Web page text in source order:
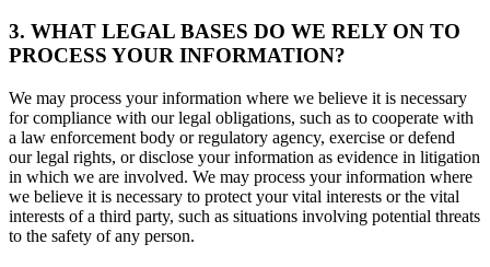
3. WHAT LEGAL BASES DO WE RELY ON TO
PROCESS YOUR INFORMATION?
We may process your information where we believe it is necessary
for compliance with our legal obligations, such as to cooperate with
a law enforcement body or regulatory agency, exercise or defend
our legal rights, or disclose your information as evidence in litigation
in which we are involved. We may process your information where
we believe it is necessary to protect your vital interests or the vital
interests of a third party, such as situations involving potential threats
to the safety of any person.